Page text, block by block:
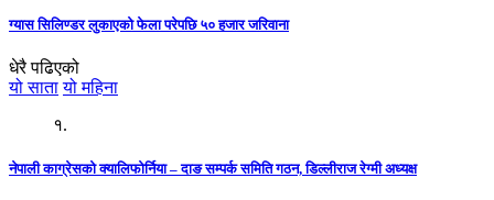
ग्यास सिलिण्डर लुकाएको फेला परेपछि ५० हजार जरिवाना
धेरै पढिएको
यो साता यो महिना
१.
नेपाली काग्रेसको क्यालिफोर्निया – दाङ सम्पर्क समिति गठन, डिल्लीराज रेग्मी अध्यक्ष